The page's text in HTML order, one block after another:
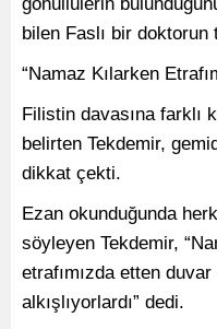
bilen Faslı bir doktorun
“Namaz Kılarken
Filistin davasına farklı
belirten Tekdemir,
dikkat çekti.
Ezan okunduğunda
söyleyen Tekdemir,
etrafımızda etten
alkışlıyorlardı” dedi.